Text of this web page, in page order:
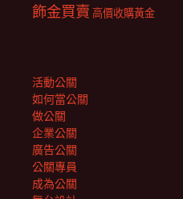
飾金買賣 高價收購黃金
活動公關
如何當公關
做公關
企業公關
廣告公關
公關專員
成為公關